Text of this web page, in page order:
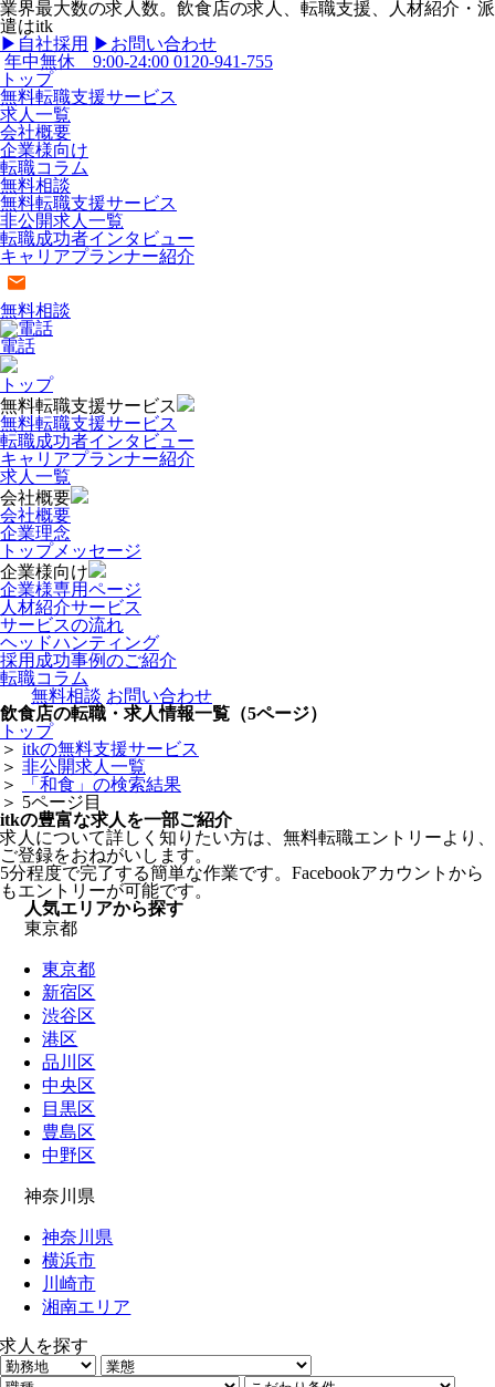
業界最大数の求人数。飲食店の求人、転職支援、人材紹介・派
遣はitk
▶︎自社採用 ▶︎お問い合わせ
年中無休 9:00-24:00 0120-941-755
トップ
無料転職支援サービス
求人一覧
会社概要
企業様向け
転職コラム
無料相談
無料転職支援サービス
非公開求人一覧
転職成功者インタビュー
キャリアプランナー紹介
無料相談
電話
トップ
無料転職支援サービス
無料転職支援サービス
転職成功者インタビュー
キャリアプランナー紹介
求人一覧
会社概要
会社概要
企業理念
トップメッセージ
企業様向け
企業様専用ページ
人材紹介サービス
サービスの流れ
ヘッドハンティング
採用成功事例のご紹介
転職コラム
無料相談 お問い合わせ
飲食店の転職・求人情報一覧（5ページ）
トップ
＞ itkの無料支援サービス
＞ 非公開求人一覧
＞
「和食」の検索結果
＞ 5ページ目
itkの豊富な求人を一部ご紹介
求人について詳しく知りたい方は、無料転職エントリーより、
ご登録をおねがいします。
5分程度で完了する簡単な作業です。Facebookアカウントから
もエントリーが可能です。
人気エリアから探す
東京都
東京都
新宿区
渋谷区
港区
品川区
中央区
目黒区
豊島区
中野区
神奈川県
神奈川県
横浜市
川崎市
湘南エリア
求人を探す